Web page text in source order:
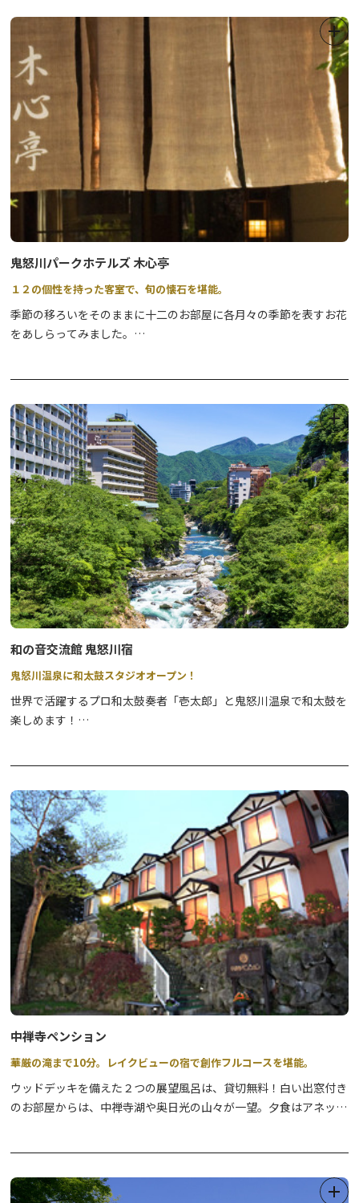
鬼怒川パークホテルズ 木心亭
１２の個性を持った客室で、旬の懐石を堪能。
季節の移ろいをそのままに十二のお部屋に各月々の季節を表すお花
をあしらってみました。
ように気配りを致しました。
和の音交流館 鬼怒川宿
鬼怒川温泉に和太鼓スタジオオープン！
世界で活躍するプロ和太鼓奏者「壱太郎」と鬼怒川温泉で和太鼓を
楽しめます！
「壱太郎」の圧倒的かつ柔軟で力強い演奏を聞いて、指導・アドバ
イスが受けられます。
出張太鼓教室も保育園や幼稚園、学校、和太鼓グループなど、出張
指導もいたします！
宿泊施設も完備してます！
中禅寺ペンション
華厳の滝まで10分。レイクビューの宿で創作フルコースを堪能。
ウッドデッキを備えた２つの展望風呂は、貸切無料！白い出窓付き
のお部屋からは、中禅寺湖や奥日光の山々が一望。夕食はアネック